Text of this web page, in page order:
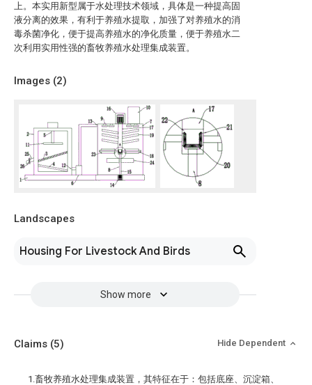
上。本实用新型属于水处理技术领域，具体是一种提高固
液分离的效果，有利于养殖水提取，加强了对养殖水的消
毒杀菌净化，便于提高养殖水的净化质量，便于养殖水二
次利用实用性强的畜牧养殖水处理集成装置。
Images (2)
Landscapes
Housing For Livestock And Birds
Show more
Claims (5) Hide Dependent
1.畜牧养殖水处理集成装置，其特征在于：包括底座、沉淀箱、